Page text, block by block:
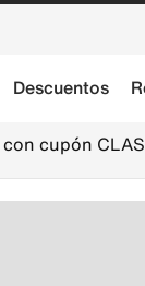
Descuentos
cupón